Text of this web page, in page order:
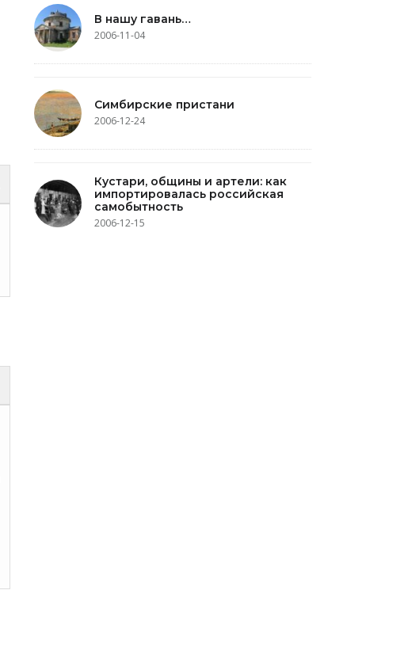
В нашу гавань…
2006-11-04
Симбирские пристани
2006-12-24
Кустари, общины и артели: как
импортировалась российская
самобытность
2006-12-15